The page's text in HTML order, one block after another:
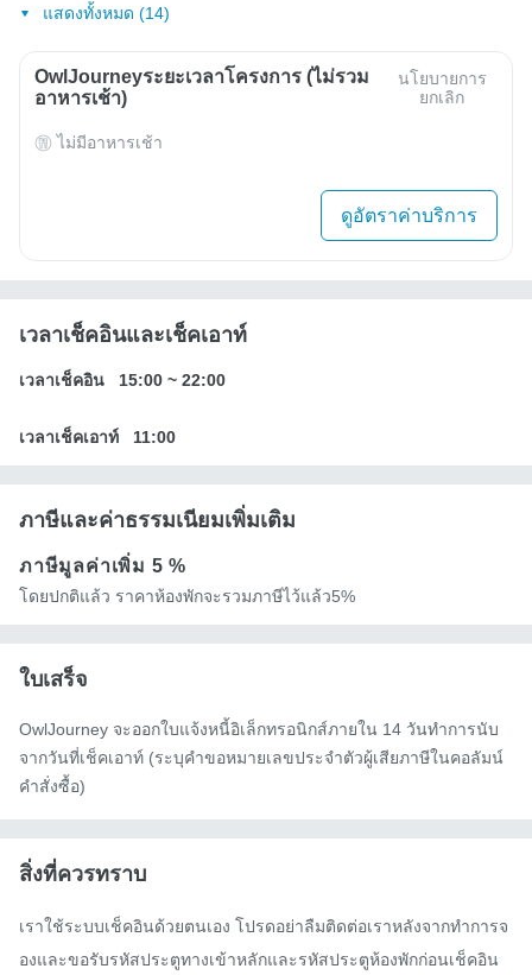
แสดงทั้งหมด (14)
OwlJourneyระยะเวลาโครงการ (ไม่รวม
อาหารเช้า)
นโยบายการ
ยกเลิก
ไม่มีอาหารเช้า
ดูอัตราค่าบริการ
เวลาเช็คอินและเช็คเอาท์
เวลาเช็คอิน 15:00 ~ 22:00
เวลาเช็คเอาท์ 11:00
ภาษีและค่าธรรมเนียมเพิ่มเติม
ภาษีมูลค่าเพิ่ม 5 %
โดยปกติแล้ว ราคาห้องพักจะรวมภาษีไว้แล้ว5%
ใบเสร็จ
OwlJourney จะออกใบแจ้งหนี้อิเล็กทรอนิกส์ภายใน 14 วันทำการนับ
จากวันที่เช็คเอาท์ (ระบุคำขอหมายเลขประจำตัวผู้เสียภาษีในคอลัมน์
คำสั่งซื้อ)
สิ่งที่ควรทราบ
เราใช้ระบบเช็คอินด้วยตนเอง โปรดอย่าลืมติดต่อเราหลังจากทำการจ
องและขอรับรหัสประตูทางเข้าหลักและรหัสประตูห้องพักก่อนเช็คอิน